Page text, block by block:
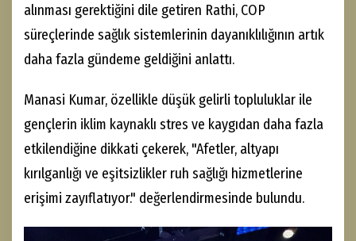
alınması gerektiğini dile getiren Rathi, COP
süreçlerinde sağlık sistemlerinin dayanıklılığının artık
daha fazla gündeme geldiğini anlattı.
Manasi Kumar, özellikle düşük gelirli topluluklar ile
gençlerin iklim kaynaklı stres ve kaygıdan daha fazla
etkilendiğine dikkati çekerek, "Afetler, altyapı
kırılganlığı ve eşitsizlikler ruh sağlığı hizmetlerine
erişimi zayıflatıyor." değerlendirmesinde bulundu.